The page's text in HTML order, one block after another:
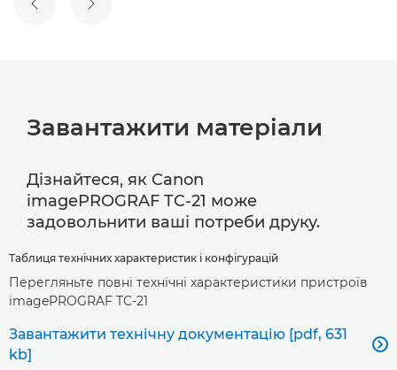
ПОПЕРЕДНІЙ СЛАЙД
НАСТУПНИЙ СЛАЙД
Завантажити матеріали
Дізнайтеся, як Canon
imagePROGRAF TC-21 може
задовольнити ваші потреби друку.
Таблиця технічних характеристик і конфігурацій
Перегляньте повні технічні характеристики пристроїв
imagePROGRAF TC-21
Завантажити технічну документацію [pdf, 631
kb]
